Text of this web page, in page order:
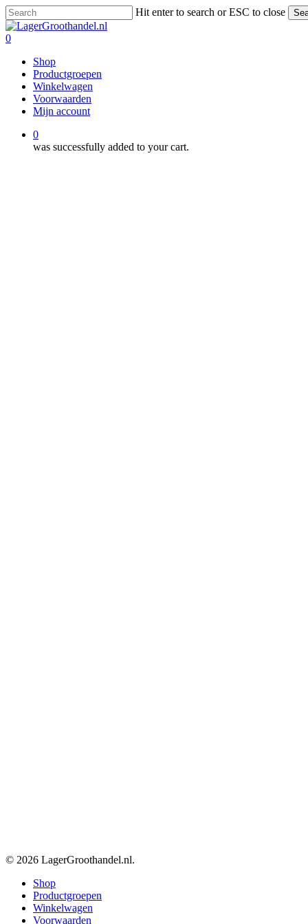
Skip
to
main
Hit enter to search or ESC to close
Close
Search
0
Shop
Productgroepen
Winkelwagen
Voorwaarden
Mijn account
0
was successfully added to your cart.
© 2026 LagerGroothandel.nl.
Close
Menu
Shop
Productgroepen
Winkelwagen
Voorwaarden